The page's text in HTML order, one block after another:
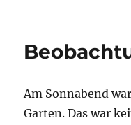
Am Sonnabend
Garten. Das war